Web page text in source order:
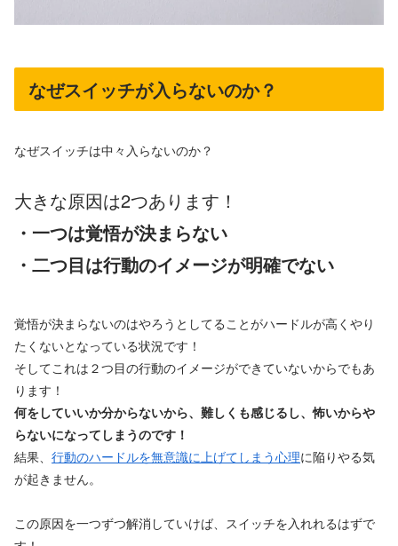
なぜスイッチが入らないのか？
なぜスイッチは中々入らないのか？
大きな原因は2つあります！
・一つは覚悟が決まらない
・二つ目は行動のイメージが明確でない
覚悟が決まらないのはやろうとしてることがハードルが高くやり
たくないとなっている状況です！
そしてこれは２つ目の行動のイメージができていないからでもあ
ります！
何をしていいか分からないから、難しくも感じるし、怖いからや
らないになってしまうのです！
結果、 行動のハードルを無意識に上げてしまう心理に陥りやる気
が起きません。
この原因を一つずつ解消していけば、スイッチを入れれるはずで